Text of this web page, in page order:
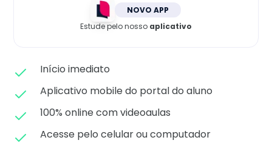
NOVO APP
Estude pelo nosso aplicativo
Início imediato
Aplicativo mobile do portal do aluno
100% online com videoaulas
Acesse pelo celular ou computador